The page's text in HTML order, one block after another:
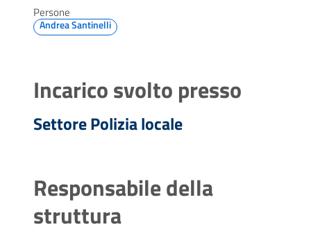
Persone
Andrea Santinelli
Incarico svolto presso
Settore Polizia locale
Responsabile della
struttura